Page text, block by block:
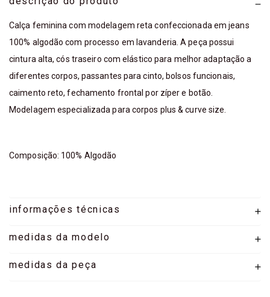
Calça feminina com modelagem reta confeccionada em jeans
100% algodão com processo em lavanderia. A peça possui
cintura alta, cós traseiro com elástico para melhor adaptação a
diferentes corpos, passantes para cinto, bolsos funcionais,
caimento reto, fechamento frontal por zíper e botão.
Modelagem especializada para corpos plus & curve size.
Composição: 100% Algodão
informações técnicas
medidas da modelo
medidas da peça